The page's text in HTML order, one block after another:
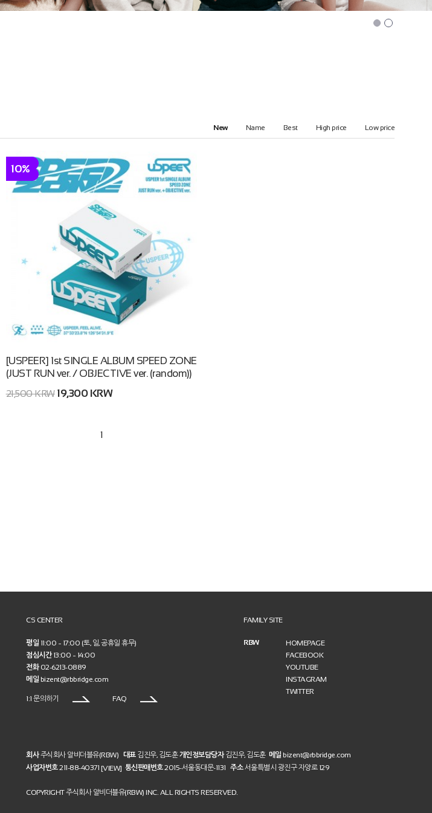
New Name Best High price Low price
10%
[USPEER] 1st SINGLE ALBUM SPEED ZONE
(JUST RUN ver. / OBJECTIVE ver. (random))
21,500 KRW19,300 KRW
1
CS CENTER
평일 11:00 ~ 17:00 (토, 일, 공휴일 휴무)
점심시간13:00 ~ 14:00
전화02-6213-0889
메일 bizent@rbbridge.com
1:1 문의하기 FAQ
FAMILY SITE
RBW
HOMEPAGE
FACEBOOK
YOUTUBE
INSTAGRAM
TWITTER
회사주식회사 알비더블유(RBW) 대표김진우, 김도훈개인정보담당자김진우, 김도훈 메일 bizent@rbbridge.com
사업자번호211-88-40371 [VIEW] 통신판매번호2015-서울동대문-1131 주소서울특별시 광진구 자양로 129
COPYRIGHT 주식회사 알비더블유(RBW) INC. ALL RIGHTS RESERVED.